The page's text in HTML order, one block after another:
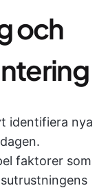
och
identifiera nya
faktorer som